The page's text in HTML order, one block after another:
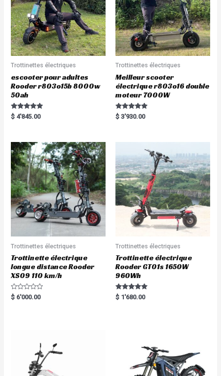
Trottinettes électriques
escooter pour adultes
Rooder r803o15b 8000w
50ah
Rated
5.00
$ 4'845.00
Trottinettes électriques
Meilleur scooter
électrique r803o16 double
moteur 7000W
Rated
5.00
$ 3'930.00
Trottinettes électriques
Trottinette électrique
longue distance Rooder
XS09 110 km/h
R
a
$ 6'000.00
Trottinettes électriques
Trottinette électrique
Rooder GT01s 1650W
960Wh
Rated
5.00
$ 1'680.00